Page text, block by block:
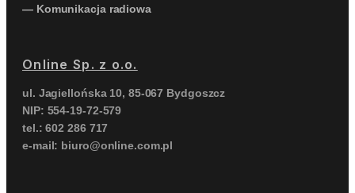
— Komunikacja radiowa
Online Sp. z o.o.
ul. Jagiellońska 10, 85-067 Bydgoszcz
NIP: 554-19-72-579
tel.: 602 286 717
e-mail: biuro@online.com.pl